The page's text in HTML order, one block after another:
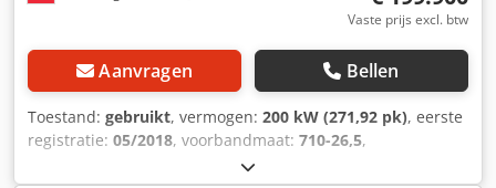
Vaste prijs excl. btw
Aanvragen Bellen
Toestand: gebruikt, vermogen: 200 kW (271,92 pk), eerste
registratie: 05/2018, voorbandmaat: 710-26,5,
, kilometerstand: